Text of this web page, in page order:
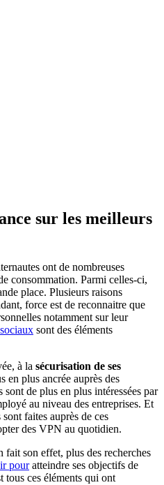
sur les meilleurs
ont de nombreuses
consommation. Parmi celles-ci,
place. Plusieurs raisons
force est de reconnaitre que
notamment sur leur
sont des éléments
à la sécurisation de ses
en plus ancrée auprès des
de plus en plus intéressées par
au niveau des entreprises. Et
faites auprès de ces
des VPN au quotidien.
fait son effet, plus des recherches
pouratteindre ses objectifs de
tous ces éléments qui ont